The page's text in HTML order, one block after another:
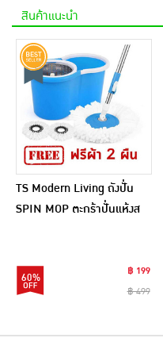
สินค้าแนะนำ
TS Modern Living ถังปั่น
SPIN MOP ตะกร้าปั่นแห้งส
60%
฿ 199
฿ 499